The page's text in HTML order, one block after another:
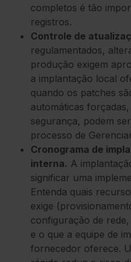
completos é tão
registros.
Controle de
regulamentados,
produção exigem
a implantação local
quando os patches
automáticas
segurança, podem
processo de
Cronograma de
interna. A
significar uma
Entenda quais
exige
configuração de
e o que a equipe de
fornecedor oferece.